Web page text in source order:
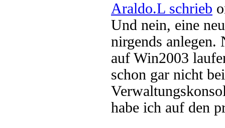
Araldo.L schrieb
Und nein, eine
nirgends anlegen.
auf Win2003
schon gar nicht
habe ich auf den